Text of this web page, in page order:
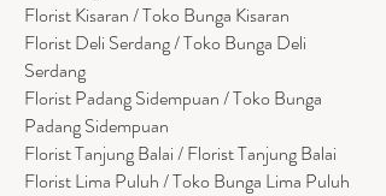
Florist Kisaran / Toko Bunga Kisaran
Florist Deli Serdang / Toko Bunga Deli
Serdang
Florist Padang Sidempuan / Toko Bunga
Padang Sidempuan
Florist Tanjung Balai / Florist Tanjung Balai
Florist Lima Puluh / Toko Bunga Lima Puluh